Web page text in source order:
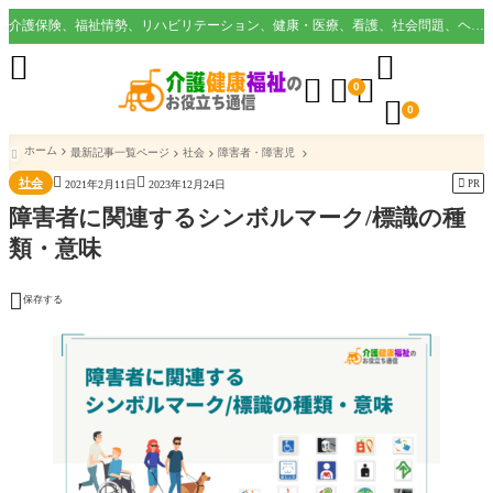
介護保険、福祉情勢、リハビリテーション、健康・医療、看護、社会問題、ヘルスケア業界など様々な切り口から役立つ情報を配信。
  0

 0

 ホーム 最新記事一覧ページ 社会 障害者・障害児
社会  2021年2月11日  2023年12月24日  PR
障害者に関連するシンボルマーク/標識の種
類・意味
 保存する